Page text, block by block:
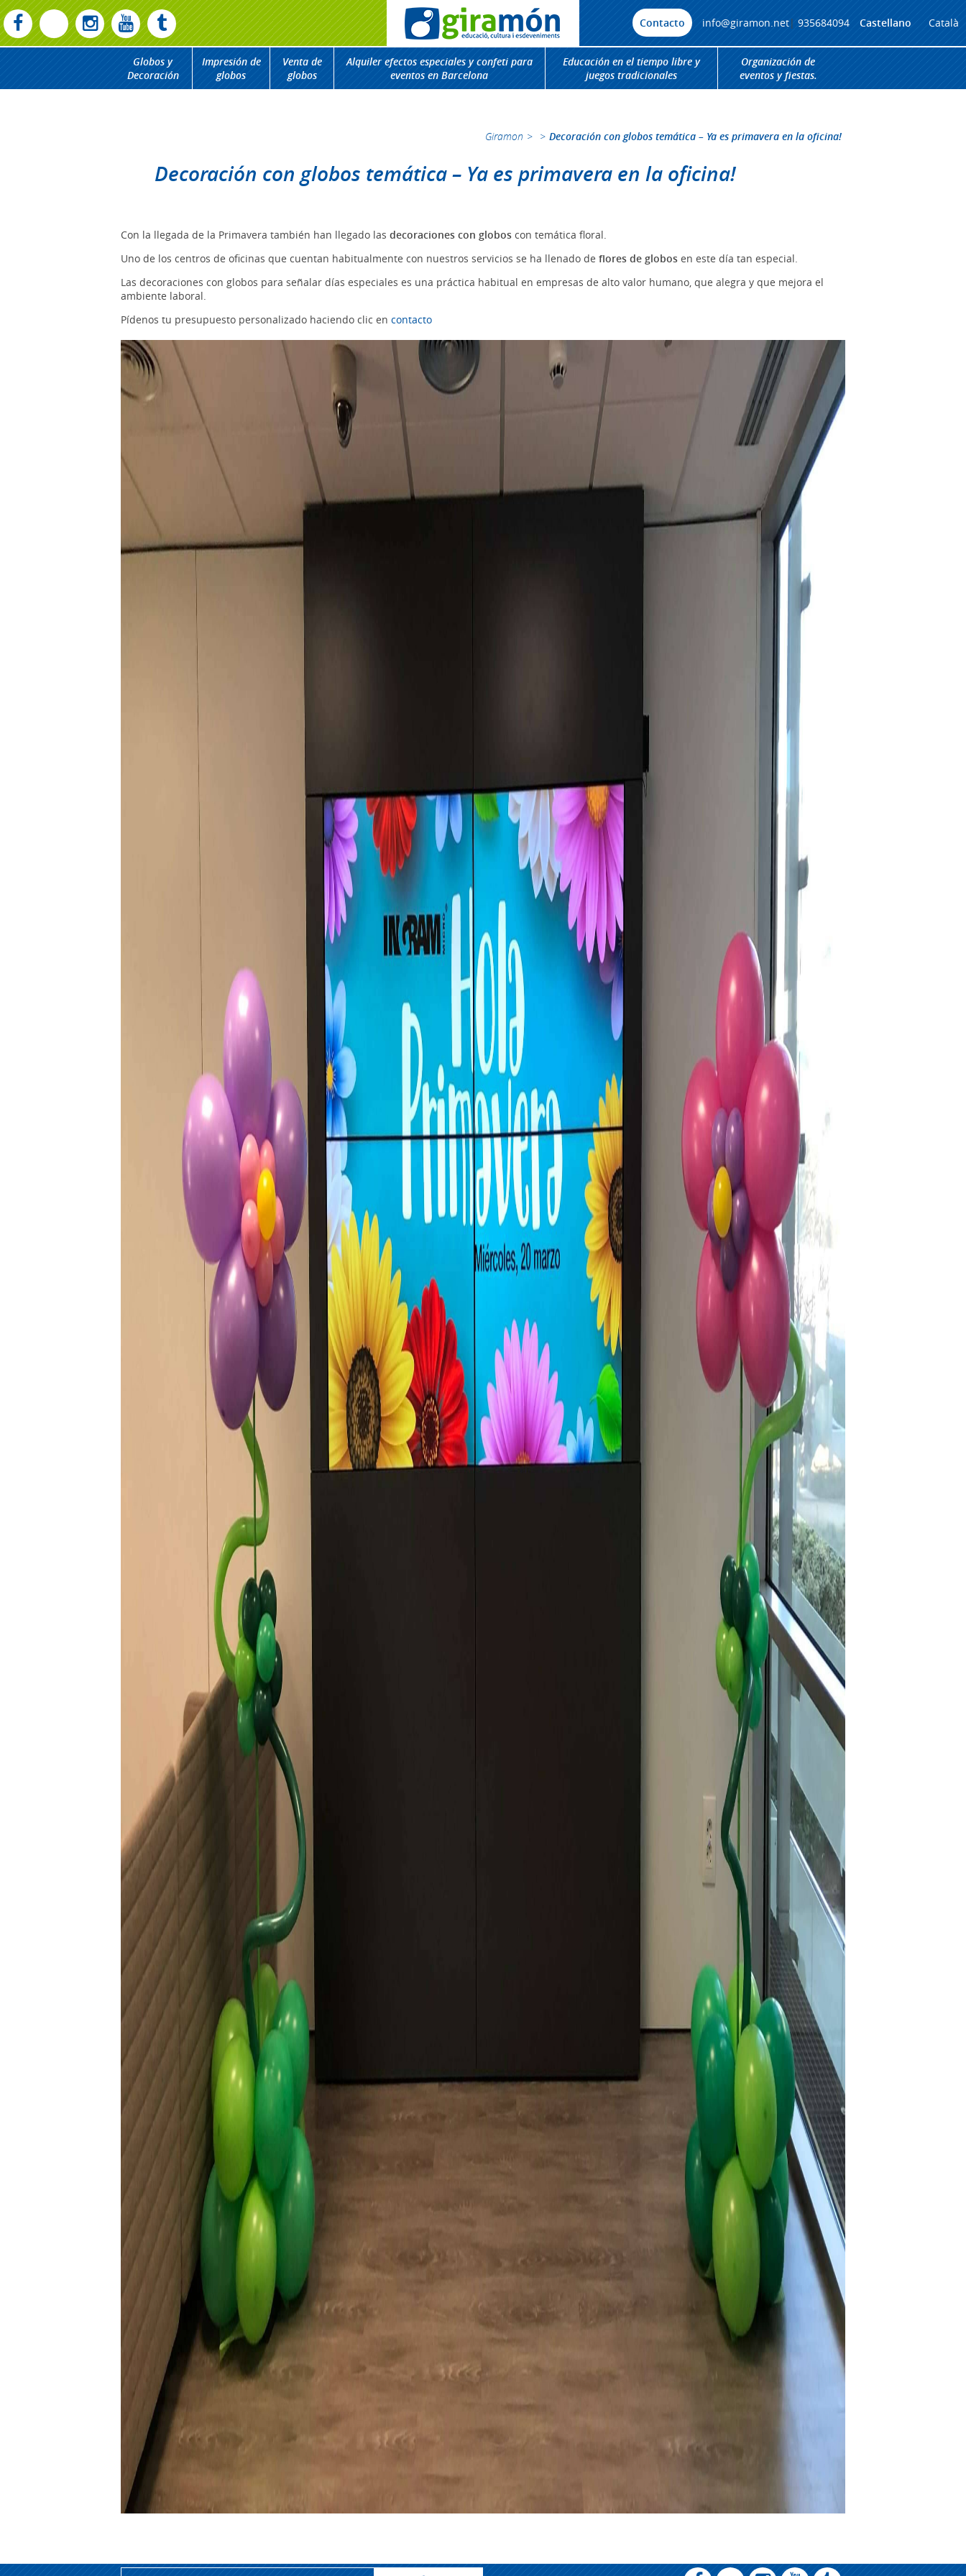
Contacto info@giramon.net| 935684094 Castellano Català
Globos y
Decoración
Impresión de
globos
Venta de
globos
Alquiler efectos especiales y confeti para
eventos en Barcelona
Educación en el tiempo libre y
juegos tradicionales
Organización de
eventos y fiestas.
Giramon > > Decoración con globos temática – Ya es primavera en la oficina!
Decoración con globos temática – Ya es primavera en la oficina!
Con la llegada de la Primavera también han llegado las decoraciones con globos con temática floral.
Uno de los centros de oficinas que cuentan habitualmente con nuestros servicios se ha llenado de flores de globos en este día tan especial.
Las decoraciones con globos para señalar días especiales es una práctica habitual en empresas de alto valor humano, que alegra y que mejora el
ambiente laboral.
Pídenos tu presupuesto personalizado haciendo clic en contacto